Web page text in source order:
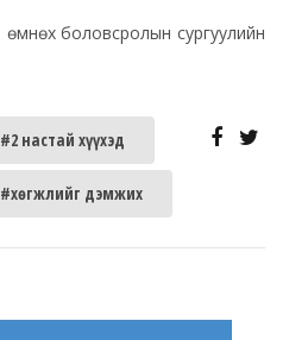
өмнөх боловсролын сургуулийн
#2 настай хүүхэд
#хөгжлийг дэмжих